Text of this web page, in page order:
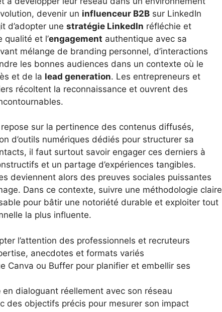
devenir un influenceur B2B sur LinkedIn
d’adopter une stratégie LinkedIn réfléchie et
qualité et l’engagement authentique avec sa
mélange de branding personnel, d’interactions
les bonnes audiences dans un contexte où le
et de la lead generation. Les entrepreneurs et
récoltent la reconnaissance et ouvrent des
sur la pertinence des contenus diffusés,
d’outils numériques dédiés pour structurer sa
il faut surtout savoir engager ces derniers à
et un partage d’expériences tangibles.
deviennent alors des preuves sociales puissantes
Dans ce contexte, suivre une méthodologie claire
pour bâtir une notoriété durable et exploiter tout
la plus influente.
l’attention des professionnels et recruteurs
anecdotes et formats variés
Canva ou Buffer pour planifier et embellir ses
en dialoguant réellement avec son réseau
des objectifs précis pour mesurer son impact